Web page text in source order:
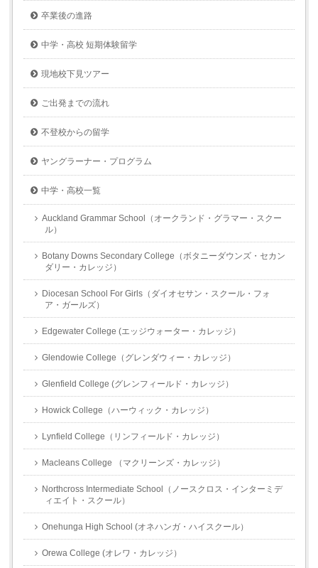
卒業後の進路
中学・高校 短期体験留学
現地校下見ツアー
ご出発までの流れ
不登校からの留学
ヤングラーナー・プログラム
中学・高校一覧
Auckland Grammar School（オークランド・グラマー・スクー
ル）
Botany Downs Secondary College（ボタニーダウンズ・セカン
ダリー・カレッジ）
Diocesan School For Girls（ダイオセサン・スクール・フォ
ア・ガールズ）
Edgewater College (エッジウォーター・カレッジ）
Glendowie College（グレンダウィー・カレッジ）
Glenfield College (グレンフィールド・カレッジ）
Howick College（ハーウィック・カレッジ）
Lynfield College（リンフィールド・カレッジ）
Macleans College （マクリーンズ・カレッジ）
Northcross Intermediate School（ノースクロス・インターミデ
ィエイト・スクール）
Onehunga High School (オネハンガ・ハイスクール）
Orewa College (オレワ・カレッジ）